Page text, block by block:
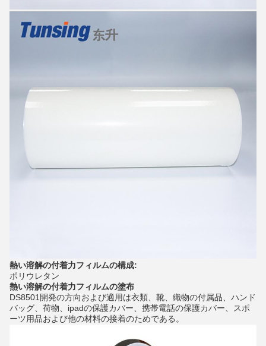
熱い溶解の付着力フィルムの構成:
ポリウレタン
熱い溶解の付着力フィルムの塗布
DS8501開発の方向および適用は衣類、靴、織物の付属品、ハンド
バッグ、荷物、ipadの保護カバー、携帯電話の保護カバー、スポ
ーツ用品および他の材料の接着のためである。